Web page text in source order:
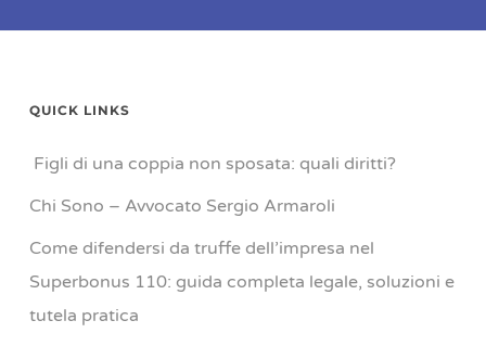
QUICK LINKS
Figli di una coppia non sposata: quali diritti?
Chi Sono – Avvocato Sergio Armaroli
Come difendersi da truffe dell’impresa nel
Superbonus 110: guida completa legale, soluzioni e
tutela pratica